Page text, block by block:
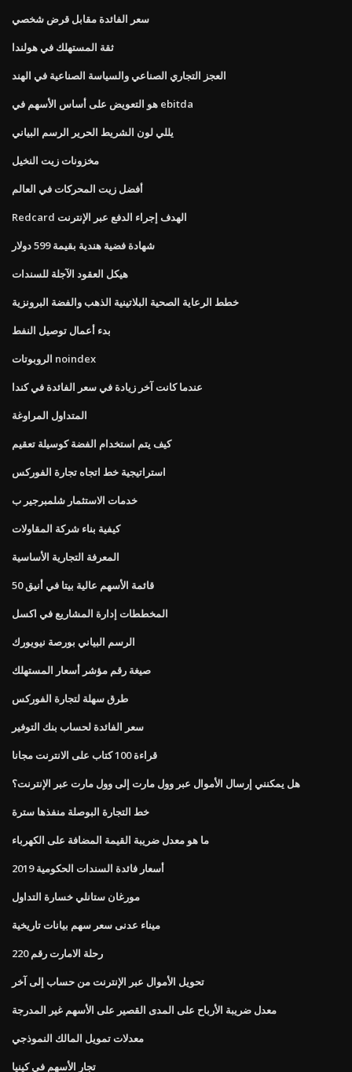
سعر الفائدة مقابل قرض شخصي
ثقة المستهلك في هولندا
العجز التجاري الصناعي والسياسة الصناعية في الهند
هو التعويض على أساس الأسهم في ebitda
يللي لون الشريط الحرير الرسم البياني
مخزونات زيت النخيل
أفضل زيت المحركات في العالم
Redcard الهدف إجراء الدفع عبر الإنترنت
شهادة فضية هندية بقيمة 599 دولار
هيكل العقود الآجلة للسندات
خطط الرعاية الصحية البلاتينية الذهب والفضة البرونزية
بدء أعمال توصيل النفط
الروبوتات noindex
عندما كانت آخر زيادة في سعر الفائدة في كندا
المتداول المراوغة
كيف يتم استخدام الفضة كوسيلة تعقيم
استراتيجية خط اتجاه تجارة الفوركس
خدمات الاستثمار شلمبرجير ب
كيفية بناء شركة المقاولات
المعرفة التجارية الأساسية
قائمة الأسهم عالية بيتا في أنيق 50
المخططات إدارة المشاريع في اكسل
الرسم البياني بورصة نيويورك
صيغة رقم مؤشر أسعار المستهلك
طرق سهلة لتجارة الفوركس
سعر الفائدة لحساب بنك التوفير
قراءة 100 كتاب على الانترنت مجانا
هل يمكنني إرسال الأموال عبر وول مارت إلى وول مارت عبر الإنترنت؟
خط التجارة البوصلة منفذها سترة
ما هو معدل ضريبة القيمة المضافة على الكهرباء
أسعار فائدة السندات الحكومية 2019
مورغان ستانلي خسارة التداول
ميناء عدنى سعر سهم بيانات تاريخية
رحلة الامارت رقم 220
تحويل الأموال عبر الإنترنت من حساب إلى آخر
معدل ضريبة الأرباح على المدى القصير على الأسهم غير المدرجة
معدلات تمويل المالك النموذجي
تجار الأسهم في كينيا